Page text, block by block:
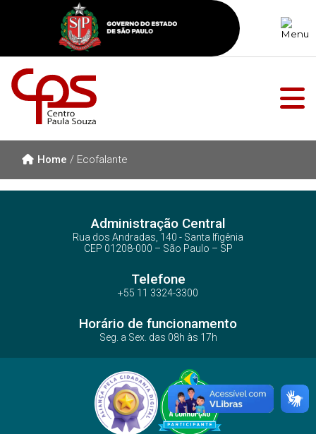
Home / Ecofalante
Administração Central
Rua dos Andradas, 140 - Santa Ifigênia
CEP 01208-000 – São Paulo – SP
Telefone
+55 11 3324-3300
Horário de funcionamento
Seg. a Sex. das 08h às 17h